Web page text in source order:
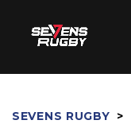
SEVENS RUGBY >